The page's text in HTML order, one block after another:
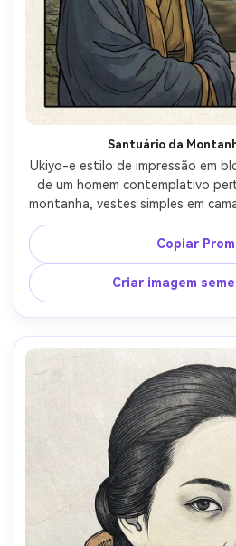
Santuário da
Ukiyo-e estilo de impressão em
de um homem contemplativo
montanha, vestes simples em
fundo e colinas nebulosas,
de gradiente suave, linhas de
terrosa limitada, textura de
tranquilo, composição com
enquadrando mas não
85mm, profundidade de
cinematográfica
Copiar
Criar imagem